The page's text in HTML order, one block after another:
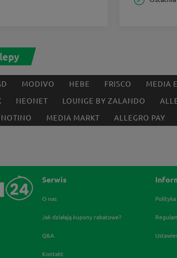
MODIVO HEBE FRISCO MEDIA
NEONET LOUNGE BY ZALANDO
NOTINO MEDIA MARKT ALLEGRO PAY
Serwis
O nas
Jak działają kupony rabatowe?
Q&A
Kontakt